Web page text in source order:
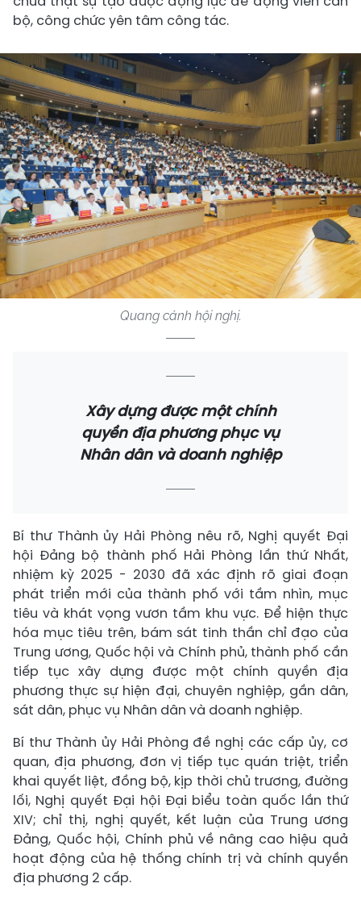
bộ, công chức yên tâm công tác.
Quang cảnh hội nghị.
Xây dựng được một chính
quyền địa phương phục vụ
Nhân dân và doanh nghiệp
Bí thư Thành ủy Hải Phòng nêu rõ, Nghị quyết Đại
hội Đảng bộ thành phố Hải Phòng lần thứ Nhất,
nhiệm kỳ 2025 - 2030 đã xác định rõ giai đoạn
phát triển mới của thành phố với tầm nhìn, mục
tiêu và khát vọng vươn tầm khu vực. Để hiện thực
hóa mục tiêu trên, bám sát tinh thần chỉ đạo của
Trung ương, Quốc hội và Chính phủ, thành phố cần
tiếp tục xây dựng được một chính quyền địa
phương thực sự hiện đại, chuyên nghiệp, gần dân,
sát dân, phục vụ Nhân dân và doanh nghiệp.
Bí thư Thành ủy Hải Phòng đề nghị các cấp ủy, cơ
quan, địa phương, đơn vị tiếp tục quán triệt, triển
khai quyết liệt, đồng bộ, kịp thời chủ trương, đường
lối, Nghị quyết Đại hội Đại biểu toàn quốc lần thứ
XIV; chỉ thị, nghị quyết, kết luận của Trung ương
Đảng, Quốc hội, Chính phủ về nâng cao hiệu quả
hoạt động của hệ thống chính trị và chính quyền
địa phương 2 cấp.